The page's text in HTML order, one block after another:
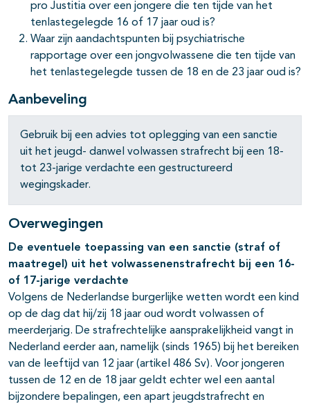
pro Justitia over een jongere die ten tijde van het
tenlastegelegde 16 of 17 jaar oud is?
Waar zijn aandachtspunten bij psychiatrische
rapportage over een jongvolwassene die ten tijde van
het tenlastegelegde tussen de 18 en de 23 jaar oud is?
Aanbeveling
Gebruik bij een advies tot oplegging van een sanctie
uit het jeugd- danwel volwassen strafrecht bij een 18-
tot 23-jarige verdachte een gestructureerd
wegingskader.
Overwegingen
De eventuele toepassing van een sanctie (straf of
maatregel) uit het volwassenenstrafrecht bij een 16-
of 17-jarige verdachte
Volgens de Nederlandse burgerlijke wetten wordt een kind
op de dag dat hij/zij 18 jaar oud wordt volwassen of
meerderjarig. De strafrechtelijke aansprakelijkheid vangt in
Nederland eerder aan, namelijk (sinds 1965) bij het bereiken
van de leeftijd van 12 jaar (artikel 486 Sv). Voor jongeren
tussen de 12 en de 18 jaar geldt echter wel een aantal
bijzondere bepalingen, een apart jeugdstrafrecht en